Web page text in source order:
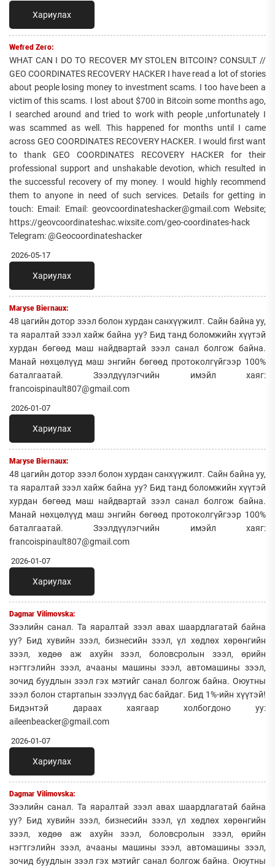
Хариулах
Wefred Zero:
WHAT CAN I DO TO RECOVER MY STOLEN BITCOIN? CONSULT //
GEO COORDINATES RECOVERY HACKER I have read a lot of stories
about people losing money to investment scams. I too have been a
victim of this scams. I lost about $700 in Bitcoin some months ago,
I searched around and tried to work with people ,unfortunately I
was scammed as well. This happened for months until I came
across GEO COORDINATES RECOVERY HACKER. I would first want
to thank GEO COORDINATES RECOVERY HACKER for their
professional support and unshakable devotion, which resulted in
the successful recovery of my money. I would highly recommend
them to anyone in need of such services. Details for getting in
touch: Email: Email: geovcoordinateshacker@gmail.com Website;
https://geovcoordinateshac.wixsite.com/geo-coordinates-hack
Telegram: @Geocoordinateshacker
2026-05-17
Хариулах
Maryse Biernaux:
48 цагийн дотор зээл болон хурдан санхүүжилт. Сайн байна уу,
та яаралтай зээл хайж байна уу? Бид танд боломжийн хүүтэй
хурдан бөгөөд маш найдвартай зээл санал болгож байна.
Манай нөхцөлүүд маш энгийн бөгөөд протоколгүйгээр 100%
баталгаатай. Зээлдүүлэгчийн имэйл хаяг:
francoispinault807@gmail.com
2026-01-07
Хариулах
Maryse Biernaux:
48 цагийн дотор зээл болон хурдан санхүүжилт. Сайн байна уу,
та яаралтай зээл хайж байна уу? Бид танд боломжийн хүүтэй
хурдан бөгөөд маш найдвартай зээл санал болгож байна.
Манай нөхцөлүүд маш энгийн бөгөөд протоколгүйгээр 100%
баталгаатай. Зээлдүүлэгчийн имэйл хаяг:
francoispinault807@gmail.com
2026-01-07
Хариулах
Dagmar Vilimovska:
Зээлийн санал. Та яаралтай зээл авах шаардлагатай байна
уу? Бид хувийн зээл, бизнесийн зээл, үл хөдлөх хөрөнгийн
зээл, хөдөө аж ахуйн зээл, боловсролын зээл, өрийн
нэгтгэлийн зээл, ачааны машины зээл, автомашины зээл,
зочид буудлын зээл гэх мэтийг санал болгож байна. Оюутны
зээл болон стартапын зээлүүд бас байдаг. Бид 1%-ийн хүүтэй!
Бидэнтэй дараах хаягаар холбогдоно уу:
aileenbeacker@gmail.com
2026-01-07
Хариулах
Dagmar Vilimovska:
Зээлийн санал. Та яаралтай зээл авах шаардлагатай байна
уу? Бид хувийн зээл, бизнесийн зээл, үл хөдлөх хөрөнгийн
зээл, хөдөө аж ахуйн зээл, боловсролын зээл, өрийн
нэгтгэлийн зээл, ачааны машины зээл, автомашины зээл,
зочид буудлын зээл гэх мэтийг санал болгож байна. Оюутны